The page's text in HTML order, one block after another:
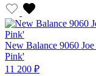
New Balance 9060
Pink'
11 200 ₽